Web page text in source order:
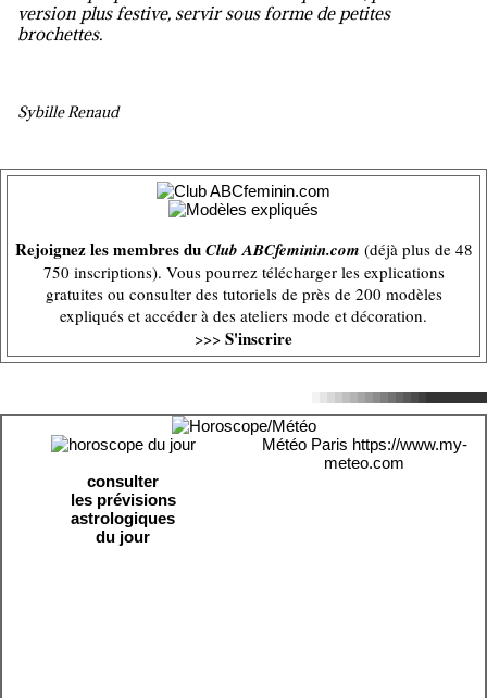
version plus festive, servir sous forme de petites
brochettes.
Sybille Renaud
Rejoignez les membres duClub ABCfeminin.com (déjà plus de 48
750 inscriptions). Vous pourrez télécharger les explications
gratuites ou consulter des tutoriels de près de 200 modèles
expliqués et accéder à des ateliers mode et décoration.
>>> S'inscrire
consulter
les prévisions
astrologiques
du jour
Météo Paris https://www.my-
meteo.com